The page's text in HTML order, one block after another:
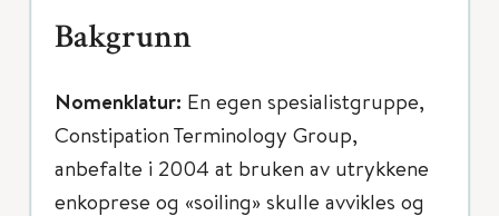
Bakgrunn
Nomenklatur: En egen spesialistgruppe,
Constipation Terminology Group,
anbefalte i 2004 at bruken av utrykkene
enkoprese og «soiling» skulle avvikles og